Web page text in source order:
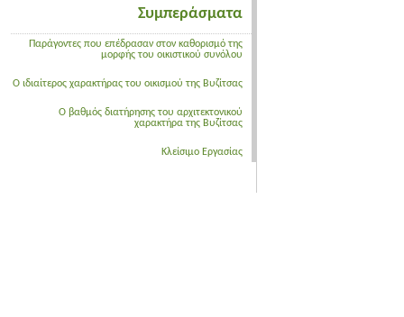
Συμπεράσματα
Παράγοντες που επέδρασαν στον καθορισμό της
μορφής του οικιστικού συνόλου
Ο ιδιαίτερος χαρακτήρας του οικισμού της Βυζίτσας
Ο βαθμός διατήρησης του αρχιτεκτονικού
χαρακτήρα της Βυζίτσας
Κλείσιμο Εργασίας